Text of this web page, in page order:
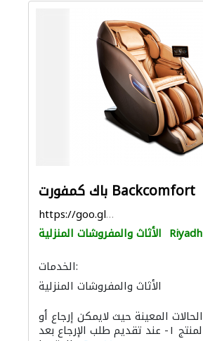
باك كمفورت Backcomfort
https://goo.gl/maps/xADyKSQiV5LXHXay5
الأثاث والمفروشات المنزلية Riyadh
الخدمات:
الأثاث والمفروشات المنزلية
المعينة حيث لايمكن إرجاع أو
استبدال المنتج ١- عند تقديم طلب الإرجاع بعد